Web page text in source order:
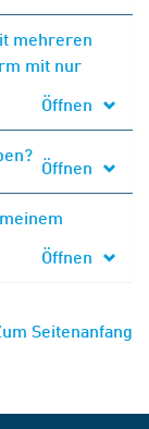
mehreren
mit nur
Öffnen
Öffnen
Öffnen
Seitenanfang